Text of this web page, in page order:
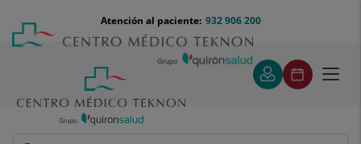
contenido
Menú
teléfono
cabecera
932 906 200
Atención al paciente: